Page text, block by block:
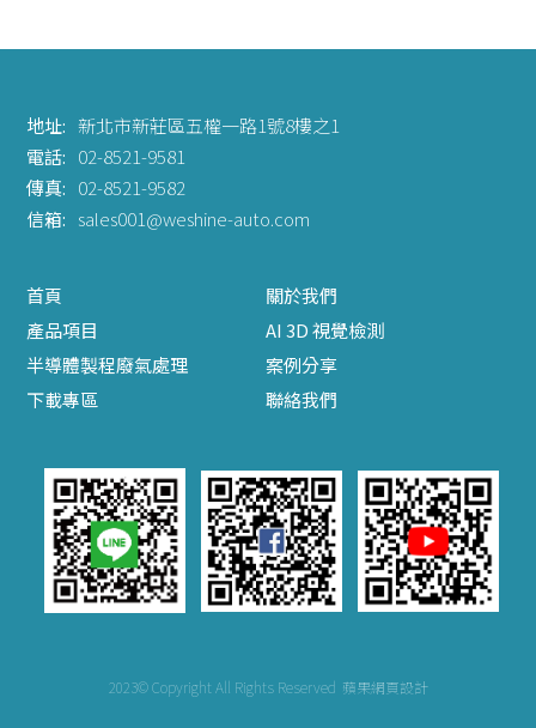
地址: 新北市新莊區五權一路1號8樓之1
電話: 02-8521-9581
傳真: 02-8521-9582
信箱: sales001@weshine-auto.com
首頁
關於我們
產品項目
AI 3D 視覺檢測
半導體製程廢氣處理
案例分享
下載專區
聯絡我們
2023© Copyright All Rights Reserved 蘋果網頁設計